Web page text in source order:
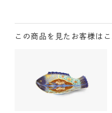
この商品を見たお客様は